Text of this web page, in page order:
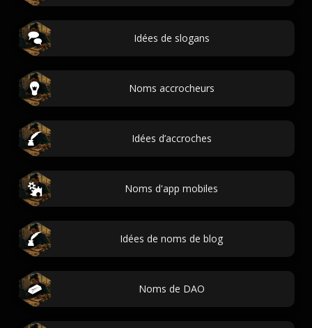
Idées de slogans
Noms accrocheurs
Idées d’accroches
Noms d'app mobiles
Idées de noms de blog
Noms de DAO